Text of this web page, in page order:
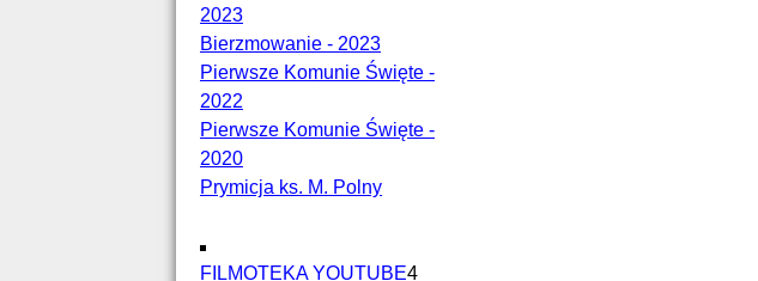
2023
Bierzmowanie - 2023
Pierwsze Komunie Święte -
2022
Pierwsze Komunie Święte -
2020
Prymicja ks. M. Polny
FILMOTEKA YOUTUBE4